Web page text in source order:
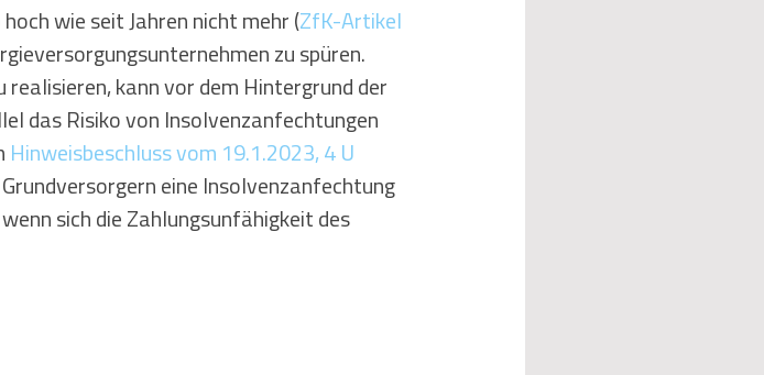
Entsorgung/Abfall Umweltrecht Vergabe
Wirtschafts- und Handelsrecht Kommunen
Verwaltungsrecht Allgemein
wie seit Jahren nicht mehr (ZfK-Artikel
zu spüren.
kann vor dem Hintergrund der
das Risiko von Insolvenzanfechtungen
Hinweisbeschluss vom 19.1.2023, 4 U
eine Insolvenzanfechtung
sich die Zahlungsunfähigkeit des